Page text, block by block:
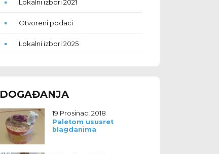
Lokalni izbori 2021
Otvoreni podaci
Lokalni izbori 2025
DOGAĐANJA
19 Prosinac, 2018
Paletom ususret
blagdanima